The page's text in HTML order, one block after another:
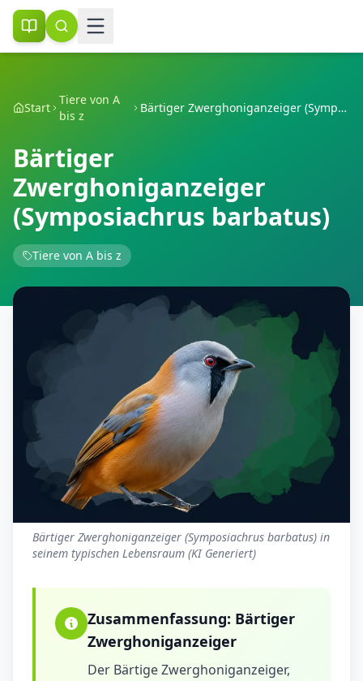
Start
Tiere von A
bis z
Bärtiger Zwerghoniganzeiger (Symposiachrus barbatus)
Bärtiger
Zwerghoniganzeiger
(Symposiachrus barbatus)
Tiere von A bis z
Bärtiger Zwerghoniganzeiger (Symposiachrus barbatus) in
seinem typischen Lebensraum (KI Generiert)
Zusammenfassung: Bärtiger
Zwerghoniganzeiger
Der Bärtige Zwerghoniganzeiger,